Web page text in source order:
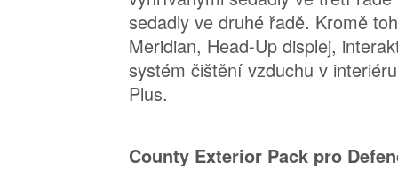
sedadly ve druhé řadě. Kromě
Meridian, Head-Up displej,
systém čištění vzduchu v
Plus.
County Exterior Pack pro